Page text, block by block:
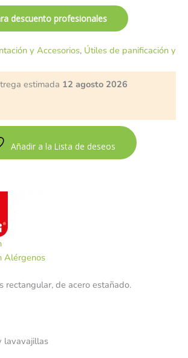
descuento profesionales
y Accesorios, Útiles de panificación y
estimada 12 agosto 2026
Añadir a la Lista de deseos
Alérgenos
rectangular, de acero estañado.
lavavajillas